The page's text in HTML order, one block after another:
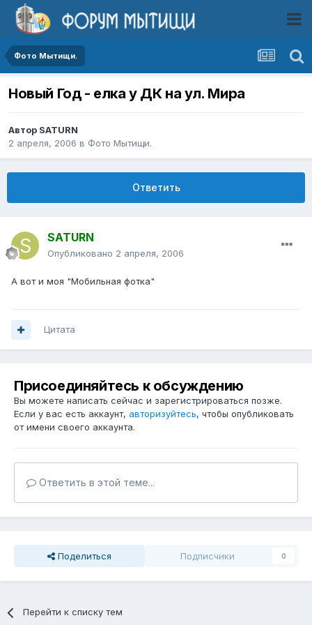
Фото Мытищи.
Новый Год - елка у ДК на ул. Мира
Автор SATURN
2 апреля, 2006 в Фото Мытищи.
Ответить
SATURN
Опубликовано 2 апреля, 2006
А вот и моя "Мобильная фотка"
Цитата
Присоединяйтесь к обсуждению
Вы можете написать сейчас и зарегистрироваться позже.
Если у вас есть аккаунт, авторизуйтесь, чтобы опубликовать
от имени своего аккаунта.
Ответить в этой теме...
Поделиться Подписчики 0
Перейти к списку тем